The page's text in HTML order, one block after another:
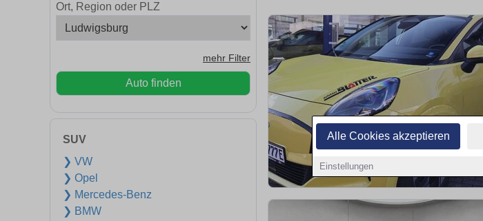
Alle Cookies akzeptieren
Einstellungen
Ort, Region oder PLZ
mehr Filter
Auto finden
SUV
❯ VW
❯ Opel
❯ Mercedes-Benz
❯ BMW